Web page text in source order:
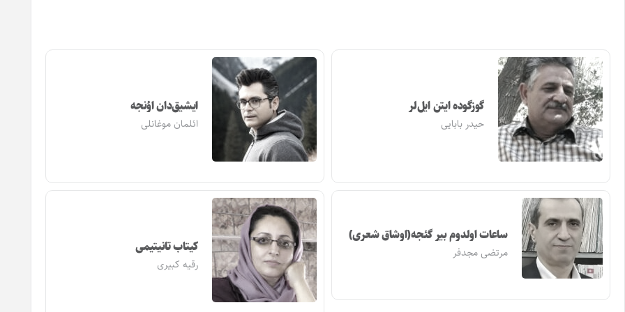
گوزگوده ایتن ایل‌لر
حیدر بابایی
ایشیق‌دان اؤنجه
ائلمان موغانلی
ساعات اولدوم بیر گئجه(اوشاق شعری)
مرتضی مجدفر کیتاب تانیتیمی
رقیه کبیری